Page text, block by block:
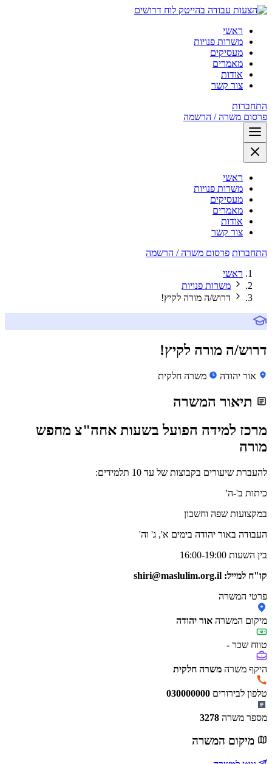
לוח דרושים
ראשי
משרות פנויות
מעסיקים
מאמרים
אודות
צור קשר
התחברות
פרסום משרה / הרשמה
ראשי
משרות פנויות
מעסיקים
מאמרים
אודות
צור קשר
התחברות פרסום משרה / הרשמה
ראשי
משרות פנויות
דרוש/ה מורה לקיץ!
דרוש/ה מורה לקיץ!
אור יהודה משרה חלקית
תיאור המשרה
מרכז למידה הפועל בשעות אחה"צ מחפש
מורה
להעברת שיעורים בקבוצות של עד 10 תלמידים:
כיתות ב'-ה'
במקצועות שפה וחשבון
העבודה באור יהודה בימים א', ג' וה'
בין השעות 16:00-19:00
קו"ח למייל: shiri@maslulim.org.il
פרטי המשרה
מיקום המשרה אור יהודה
טווח שכר -
היקף משרה משרה חלקית
טלפון לבירורים 030000000
מספר משרה 3278
מיקום המשרה